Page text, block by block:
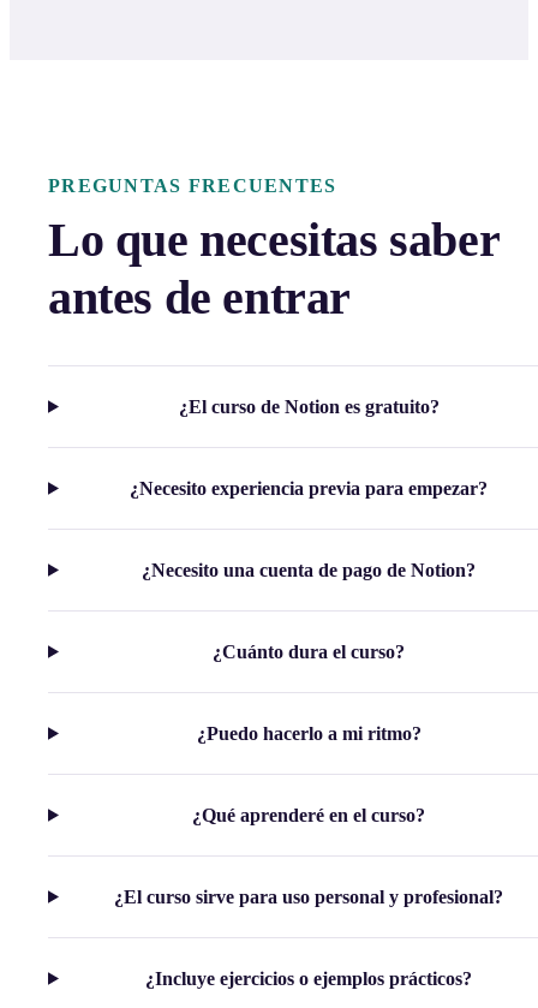
PREGUNTAS FRECUENTES
Lo que necesitas saber
antes de entrar
¿El curso de Notion es gratuito?
¿Necesito experiencia previa para empezar?
¿Necesito una cuenta de pago de Notion?
¿Cuánto dura el curso?
¿Puedo hacerlo a mi ritmo?
¿Qué aprenderé en el curso?
¿El curso sirve para uso personal y profesional?
¿Incluye ejercicios o ejemplos prácticos?